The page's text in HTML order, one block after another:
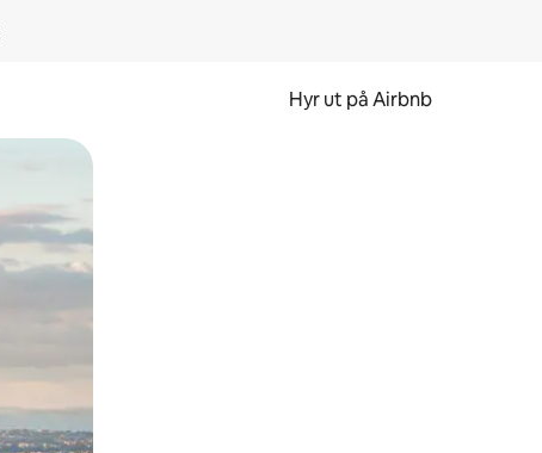
Hyr ut på Airbnb